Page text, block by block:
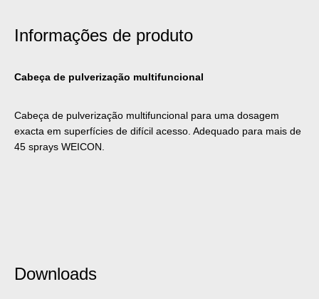
Informações de produto
Cabeça de pulverização multifuncional
Cabeça de pulverização multifuncional para uma dosagem
exacta em superfícies de difícil acesso. Adequado para mais de
45 sprays WEICON.
Downloads